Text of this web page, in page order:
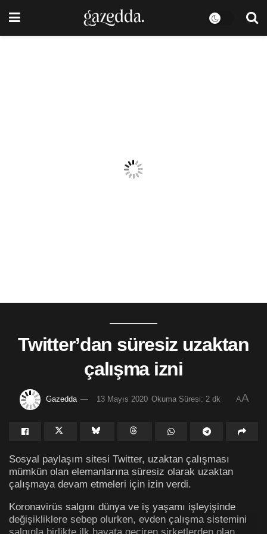
Twitter’dan süresiz uzaktan
çalışma izni
Gazedda 13 Mayıs 2020 Okuma Süresi: 2 dk AA
Sosyal paylaşım sitesi Twitter, uzaktan çalışması
mümkün olan elemanlarına süresiz olarak uzaktan
çalışmaya devam etmeleri için izin verdi.
Koronavirüs salgını dünya ve iş yaşamı işleyişinde
değişikliklere sebep olurken, evden çalışma sistemini